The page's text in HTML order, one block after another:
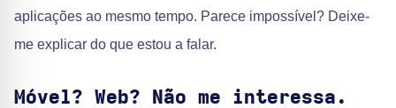
aplicações ao mesmo tempo. Parece impossível? Deixe-
me explicar do que estou a falar.
Móvel? Web? Não me interessa.